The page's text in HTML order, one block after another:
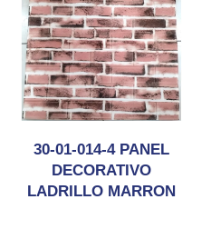
30-01-014-4 PANEL
DECORATIVO
LADRILLO MARRON